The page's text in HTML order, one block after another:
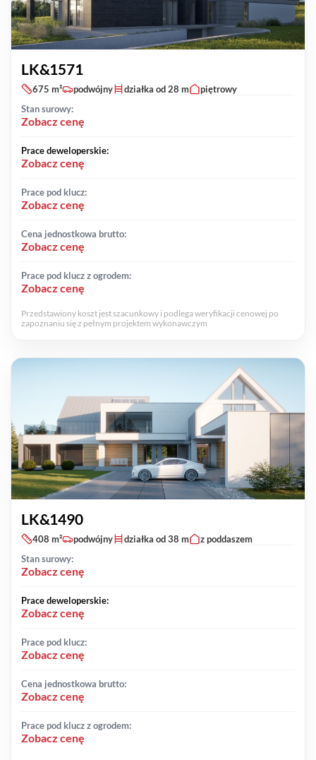
LK&1571
675 m² podwójny działka od 28 m
piętrowy
Stan surowy:
Zobacz cenę
Prace deweloperskie:
Zobacz cenę
Prace pod klucz:
Zobacz cenę
Cena jednostkowa brutto:
Zobacz cenę
Prace pod klucz z ogrodem:
Zobacz cenę
Przedstawiony koszt jest szacunkowy i podlega weryfikacji cenowej po
zapoznaniu się z pełnym projektem wykonawczym
LK&1490
408 m² podwójny działka od 38 m
z poddaszem
Stan surowy:
Zobacz cenę
Prace deweloperskie:
Zobacz cenę
Prace pod klucz:
Zobacz cenę
Cena jednostkowa brutto:
Zobacz cenę
Prace pod klucz z ogrodem:
Zobacz cenę